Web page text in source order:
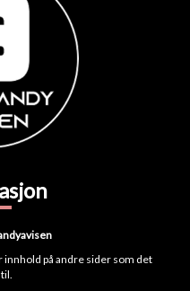
innhold på andre sider som det